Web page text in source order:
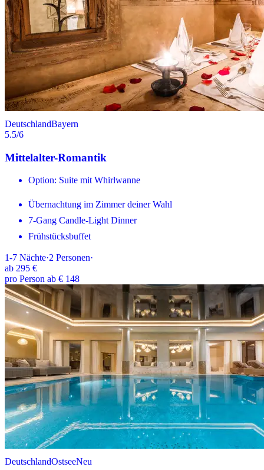
DeutschlandBayern
5.5/6
Mittelalter-Romantik
Option: Suite mit Whirlwanne
Übernachtung im Zimmer deiner Wahl
7-Gang Candle-Light Dinner
Frühstücksbuffet
1-7 Nächte·2 Personen·
ab 295 €
pro Person ab € 148
DeutschlandOstseeNeu